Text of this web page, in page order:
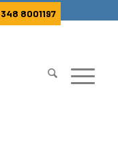
348 8001197